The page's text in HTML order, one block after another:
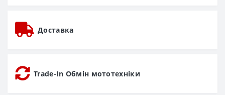
Доставка
Trade-In Обмін мототехніки